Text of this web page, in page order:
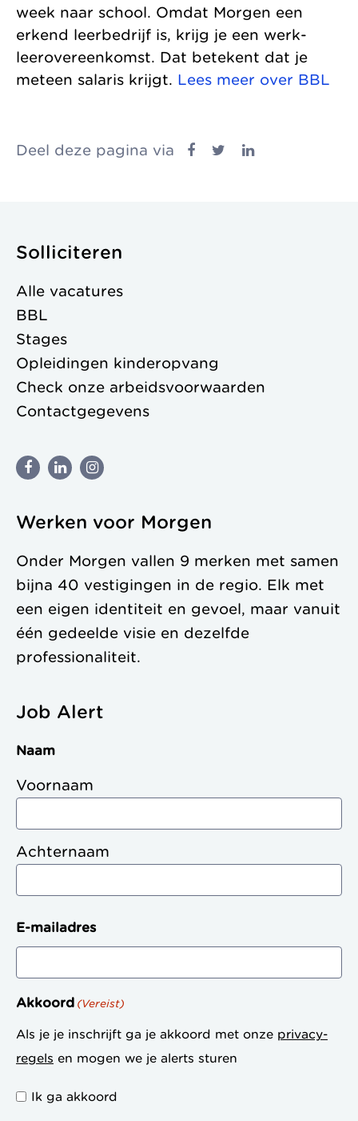
week naar school. Omdat Morgen een
erkend leerbedrijf is, krijg je een werk-
leerovereenkomst. Dat betekent dat je
meteen salaris krijgt. Lees meer over BBL
Deel deze pagina via
Solliciteren
Alle vacatures
BBL
Stages
Opleidingen kinderopvang
Check onze arbeidsvoorwaarden
Contactgegevens
Werken voor Morgen
Onder Morgen vallen 9 merken met samen
bijna 40 vestigingen in de regio. Elk met
een eigen identiteit en gevoel, maar vanuit
één gedeelde visie en dezelfde
professionaliteit.
Job Alert
Naam
Voornaam
Achternaam
E-mailadres
Akkoord (Vereist)
Als je je inschrijft ga je akkoord met onze privacy-
regels en mogen we je alerts sturen
Ik ga akkoord